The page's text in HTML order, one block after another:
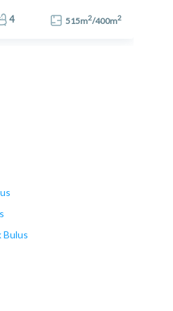
4 515m2/400m2
Bulus